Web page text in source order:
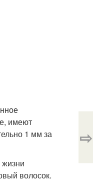
имеют
1 мм за
жизни
волосок.
⇨